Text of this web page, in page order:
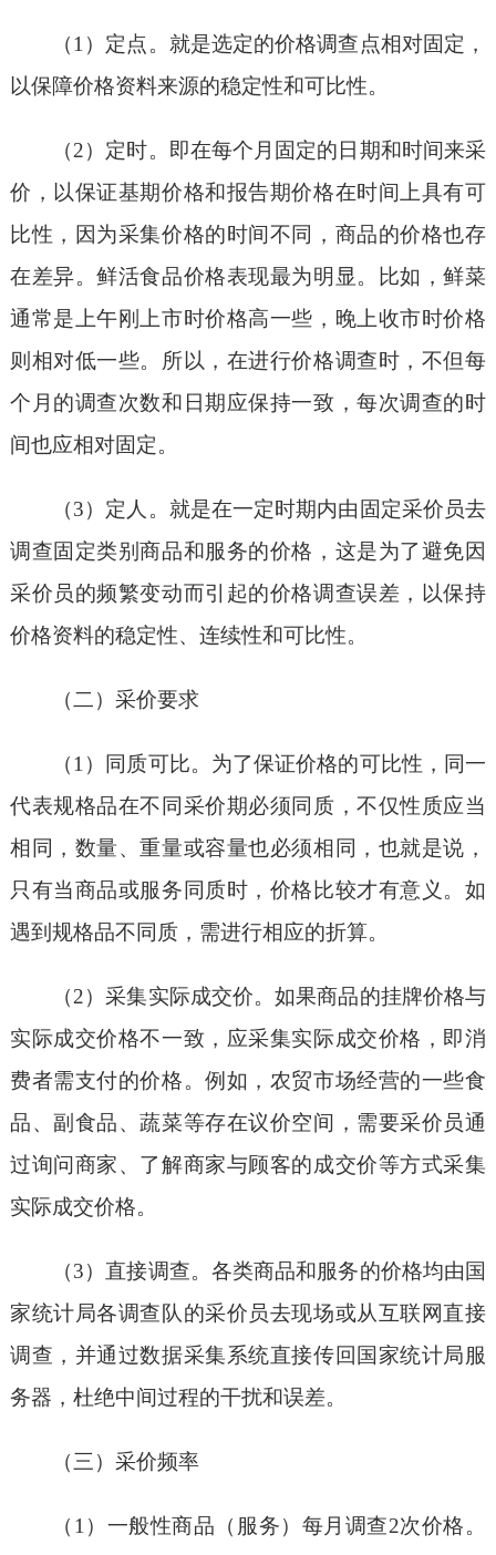
（1）定点。就是选定的价格调查点相对固定，
以保障价格资料来源的稳定性和可比性。
（2）定时。即在每个月固定的日期和时间来采
价，以保证基期价格和报告期价格在时间上具有可
比性，因为采集价格的时间不同，商品的价格也存
在差异。鲜活食品价格表现最为明显。比如，鲜菜
通常是上午刚上市时价格高一些，晚上收市时价格
则相对低一些。所以，在进行价格调查时，不但每
个月的调查次数和日期应保持一致，每次调查的时
间也应相对固定。
（3）定人。就是在一定时期内由固定采价员去
调查固定类别商品和服务的价格，这是为了避免因
采价员的频繁变动而引起的价格调查误差，以保持
价格资料的稳定性、连续性和可比性。
（二）采价要求
（1）同质可比。为了保证价格的可比性，同一
代表规格品在不同采价期必须同质，不仅性质应当
相同，数量、重量或容量也必须相同，也就是说，
只有当商品或服务同质时，价格比较才有意义。如
遇到规格品不同质，需进行相应的折算。
（2）采集实际成交价。如果商品的挂牌价格与
实际成交价格不一致，应采集实际成交价格，即消
费者需支付的价格。例如，农贸市场经营的一些食
品、副食品、蔬菜等存在议价空间，需要采价员通
过询问商家、了解商家与顾客的成交价等方式采集
实际成交价格。
（3）直接调查。各类商品和服务的价格均由国
家统计局各调查队的采价员去现场或从互联网直接
调查，并通过数据采集系统直接传回国家统计局服
务器，杜绝中间过程的干扰和误差。
（三）采价频率
（1）一般性商品（服务）每月调查2次价格。